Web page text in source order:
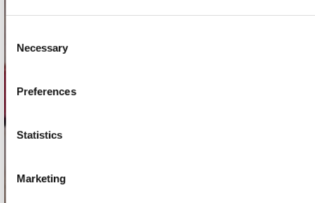
Selection
Necessary
Preferences
Statistics
Marketing